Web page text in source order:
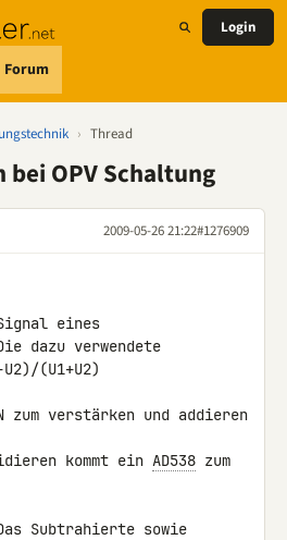
Forum
Login
› Thread
bei OPV Schaltung
2009-05-26 21:22#1276909
eines
dazu verwendete
(U1+U2)
zum verstärken und addieren
kommt ein AD538 zum
Subtrahierte sowie